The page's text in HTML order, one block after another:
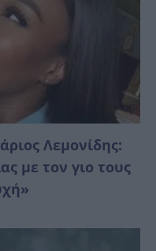
Λεμονίδης:
με τον γιο τους